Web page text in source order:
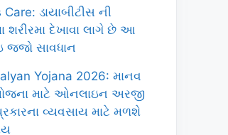
ડાયાબીટીસ ની
દેખાવા લાગે છે આ
જજો સાવધાન
Yojana 2026: માનવ
માટે ઓનલાઇન અરજી
વ્યવસાય માટે મળશે